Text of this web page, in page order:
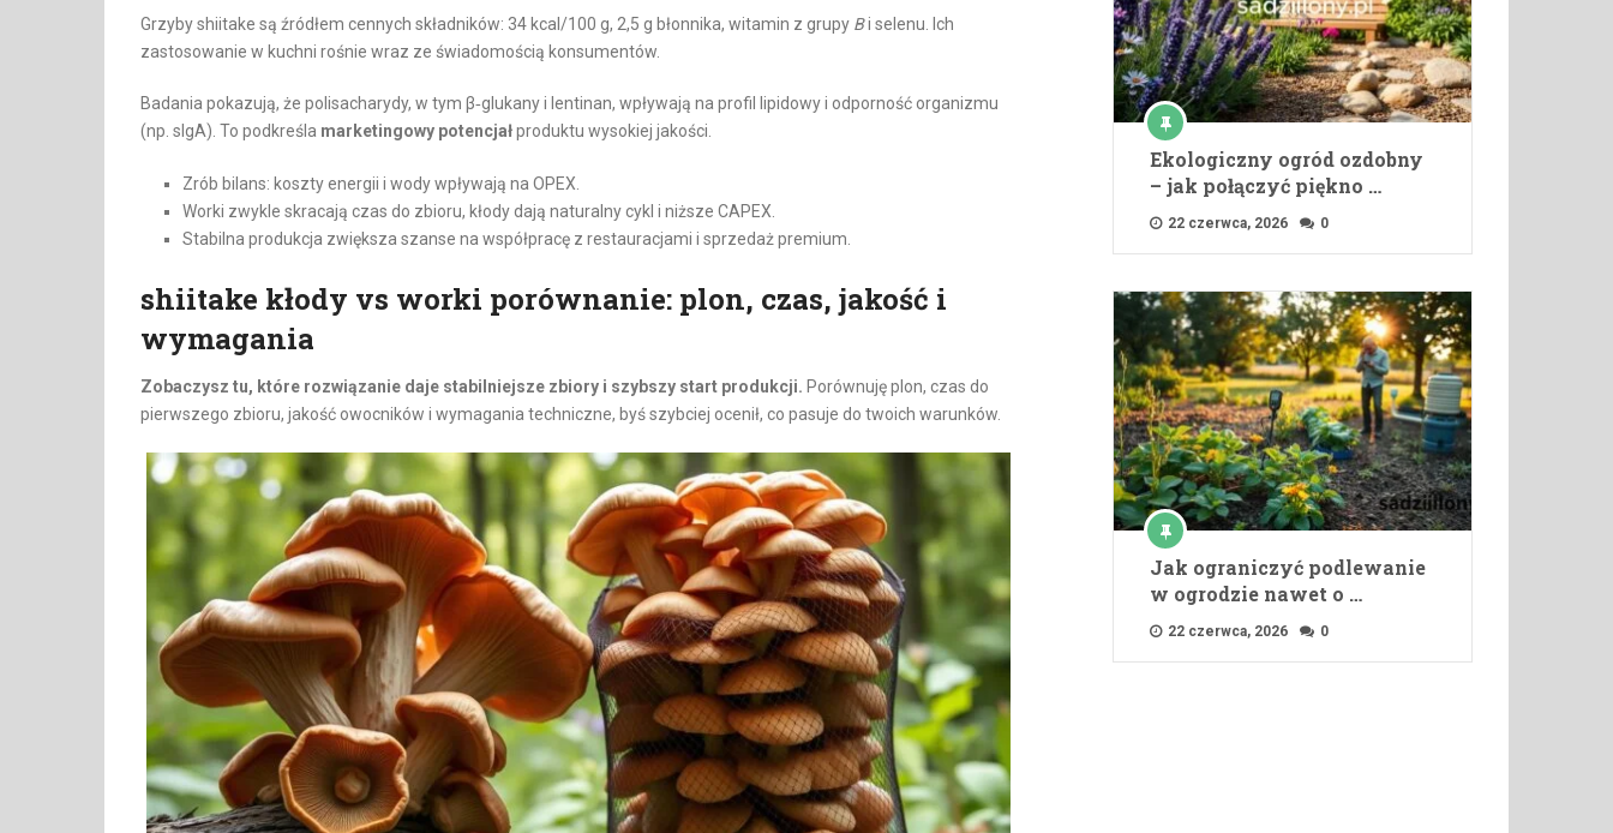
Grzyby shiitake są źródłem cennych składników: 34 kcal/100 g, 2,5 g błonnika, witamin z grupy Bi selenu. Ich
zastosowanie w kuchni rośnie wraz ze świadomością konsumentów.
Badania pokazują, że polisacharydy, w tym β‑glukany i lentinan, wpływają na profil lipidowy i odporność organizmu
(np. sIgA). To podkreśla marketingowy potencjałproduktu wysokiej jakości.
Zrób bilans: koszty energii i wody wpływają na OPEX.
Worki zwykle skracają czas do zbioru, kłody dają naturalny cykl i niższe CAPEX.
Stabilna produkcja zwiększa szanse na współpracę z restauracjami i sprzedaż premium.
shiitake kłody vs worki porównanie: plon, czas, jakość i
wymagania
Zobaczysz tu, które rozwiązanie daje stabilniejsze zbiory i szybszy start produkcji. Porównuję plon, czas do
pierwszego zbioru, jakość owocników i wymagania techniczne, byś szybciej ocenił, co pasuje do twoich warunków.
Ekologiczny ogród ozdobny
– jak połączyć piękno …
22 czerwca, 2026 0
Jak ograniczyć podlewanie
w ogrodzie nawet o …
22 czerwca, 2026 0